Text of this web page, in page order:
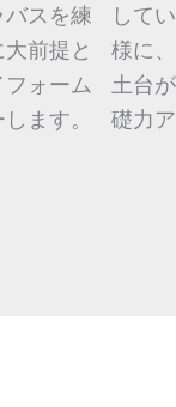
スを練
前提と
ォーム
ます。
して
様に
土台
礎力